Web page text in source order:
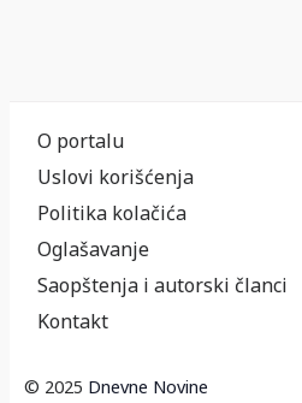
O portalu
Uslovi korišćenja
Politika kolačića
Oglašavanje
Saopštenja i autorski članci
Kontakt
© 2025 Dnevne Novine